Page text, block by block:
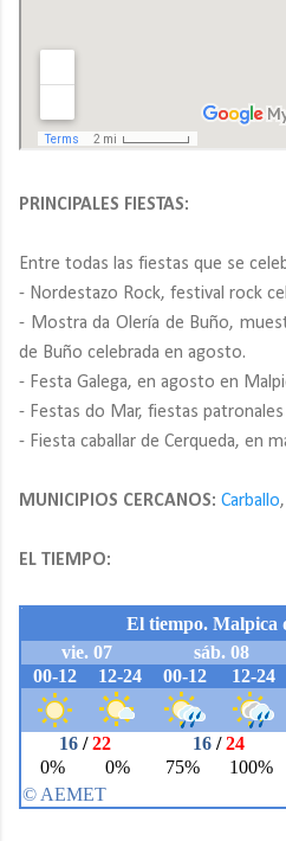
PRINCIPALES FIESTAS:
Entre todas las fiestas que se
- Nordestazo Rock, festival rock
- Mostra da Olería de Buño,
de Buño celebrada en agosto.
- Festa Galega, en agosto en
- Festas do Mar, fiestas
- Fiesta caballar de Cerqueda, en
MUNICIPIOS CERCANOS: Carballo,
EL TIEMPO: